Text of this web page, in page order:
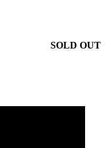
SOLD OUT